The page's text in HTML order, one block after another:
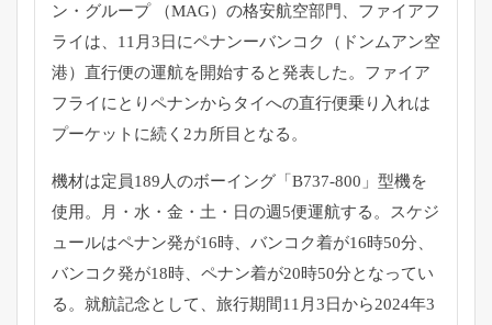
ン・グループ （MAG）の格安航空部門、ファイアフ
ライは、11月3日にペナンーバンコク（ドンムアン空
港）直行便の運航を開始すると発表した。ファイア
フライにとりペナンからタイへの直行便乗り入れは
プーケットに続く2カ所目となる。
機材は定員189人のボーイング「B737-800」型機を
使用。月・水・金・土・日の週5便運航する。スケジ
ュールはペナン発が16時、バンコク着が16時50分、
バンコク発が18時、ペナン着が20時50分となってい
る。就航記念として、旅行期間11月3日から2024年3